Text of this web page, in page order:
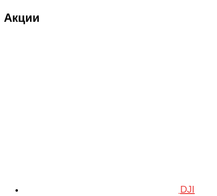
Акции
DJI